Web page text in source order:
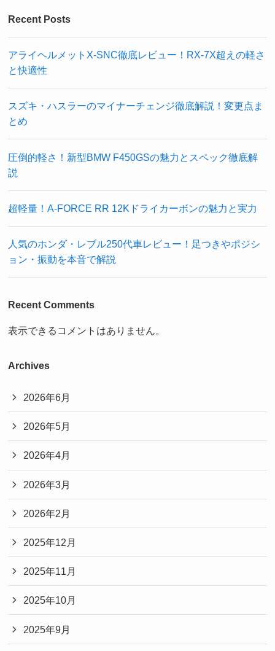
Recent Posts
アライヘルメットX-SNC徹底レビュー！RX-7X超えの軽さ
と快適性
スズキ・ハスラーのマイナーチェンジ徹底解説！変更点ま
とめ
圧倒的軽さ！新型BMW F450GSの魅力とスペック徹底解
説
超軽量！A-FORCE RR 12Kドライカーボンの魅力と実力
人気のホンダ・レブル250代車レビュー！足つきやポジシ
ョン・振動を本音で解説
Recent Comments
表示できるコメントはありません。
Archives
2026年6月
2026年5月
2026年4月
2026年3月
2026年2月
2025年12月
2025年11月
2025年10月
2025年9月